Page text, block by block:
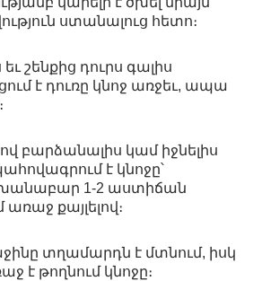
ստանալուց հետո։
շենքից դուրս գալիս
է դուռը կնոջ առջեւ, ապա
բարձանալիս կամ իջնելիս
է կնոջը՝
1-2 աստիճան
քայլելով։
տղամարդն է մտնում, իսկ
է թողնում կնոջը։